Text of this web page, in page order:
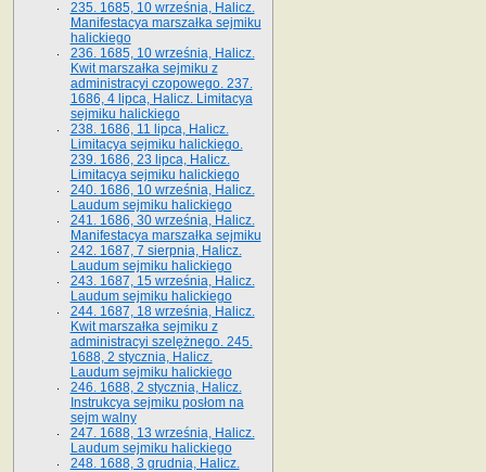
235. 1685, 10 września, Halicz.
Manifestacya marszałka sejmiku
halickiego
236. 1685, 10 września, Halicz.
Kwit marszałka sejmiku z
administracyi czopowego. 237.
1686, 4 lipca, Halicz. Limitacya
sejmiku halickiego
238. 1686, 11 lipca, Halicz.
Limitacya sejmiku halickiego.
239. 1686, 23 lipca, Halicz.
Limitacya sejmiku halickiego
240. 1686, 10 września, Halicz.
Laudum sejmiku halickiego
241. 1686, 30 września, Halicz.
Manifestacya marszałka sejmiku
242. 1687, 7 sierpnia, Halicz.
Laudum sejmiku halickiego
243. 1687, 15 września, Halicz.
Laudum sejmiku halickiego
244. 1687, 18 września, Halicz.
Kwit marszałka sejmiku z
administracyi szelężnego. 245.
1688, 2 stycznia, Halicz.
Laudum sejmiku halickiego
246. 1688, 2 stycznia, Halicz.
Instrukcya sejmiku posłom na
sejm walny
247. 1688, 13 września, Halicz.
Laudum sejmiku halickiego
248. 1688, 3 grudnia, Halicz.